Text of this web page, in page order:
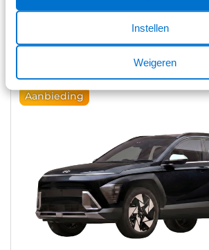
Instellen
Weigeren
Aanbieding